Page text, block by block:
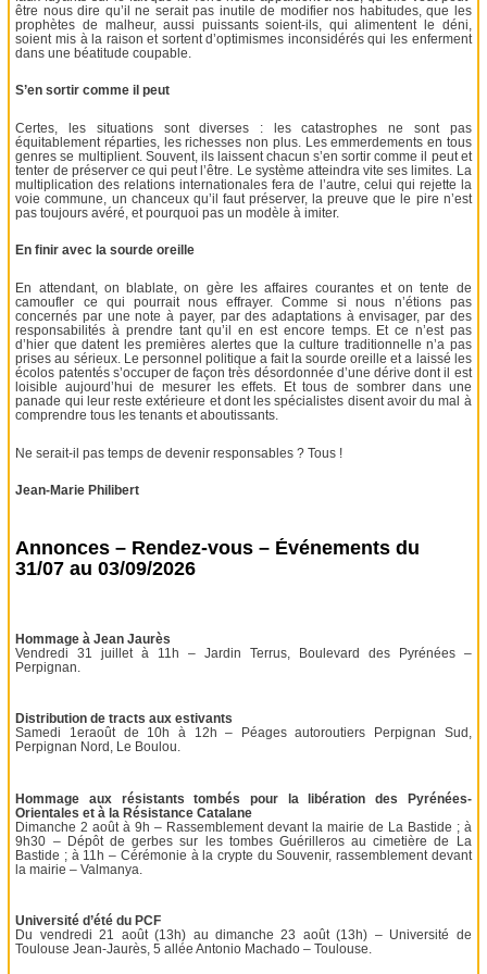
être nous dire qu’il ne serait pas inutile de modifier nos habitudes, que les
prophètes de malheur, aussi puissants soient-ils, qui alimentent le déni,
soient mis à la raison et sortent d’optimismes inconsidérés qui les enferment
dans une béatitude coupable.
S’en sortir comme il peut
Certes, les situations sont diverses : les catastrophes ne sont pas
équitablement réparties, les richesses non plus. Les emmerdements en tous
genres se multiplient. Souvent, ils laissent chacun s’en sortir comme il peut et
tenter de préserver ce qui peut l’être. Le système atteindra vite ses limites. La
multiplication des relations internationales fera de l’autre, celui qui rejette la
voie commune, un chanceux qu’il faut préserver, la preuve que le pire n’est
pas toujours avéré, et pourquoi pas un modèle à imiter.
En finir avec la sourde oreille
En attendant, on blablate, on gère les affaires courantes et on tente de
camoufler ce qui pourrait nous effrayer. Comme si nous n’étions pas
concernés par une note à payer, par des adaptations à envisager, par des
responsabilités à prendre tant qu’il en est encore temps. Et ce n’est pas
d’hier que datent les premières alertes que la culture traditionnelle n’a pas
prises au sérieux. Le personnel politique a fait la sourde oreille et a laissé les
écolos patentés s’occuper de façon très désordonnée d’une dérive dont il est
loisible aujourd’hui de mesurer les effets. Et tous de sombrer dans une
panade qui leur reste extérieure et dont les spécialistes disent avoir du mal à
comprendre tous les tenants et aboutissants.
Ne serait-il pas temps de devenir responsables ? Tous !
Jean-Marie Philibert
Annonces – Rendez-vous – Événements du
31/07 au 03/09/2026
Hommage à Jean Jaurès
Vendredi 31 juillet à 11h – Jardin Terrus, Boulevard des Pyrénées –
Perpignan.
Distribution de tracts aux estivants
Samedi 1eraoût de 10h à 12h – Péages autoroutiers Perpignan Sud,
Perpignan Nord, Le Boulou.
Hommage aux résistants tombés pour la libération des Pyrénées-
Orientales et à la Résistance Catalane
Dimanche 2 août à 9h – Rassemblement devant la mairie de La Bastide ; à
9h30 – Dépôt de gerbes sur les tombes Guérilleros au cimetière de La
Bastide ; à 11h – Cérémonie à la crypte du Souvenir, rassemblement devant
la mairie – Valmanya.
Université d’été du PCF
Du vendredi 21 août (13h) au dimanche 23 août (13h) – Université de
Toulouse Jean-Jaurès, 5 allée Antonio Machado – Toulouse.